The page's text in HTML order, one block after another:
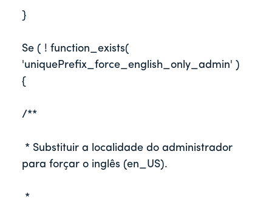
}
Se ( ! function_exists(
'uniquePrefix_force_english_only_admin' )
{
/**
para forçar o inglês (en_US).
*